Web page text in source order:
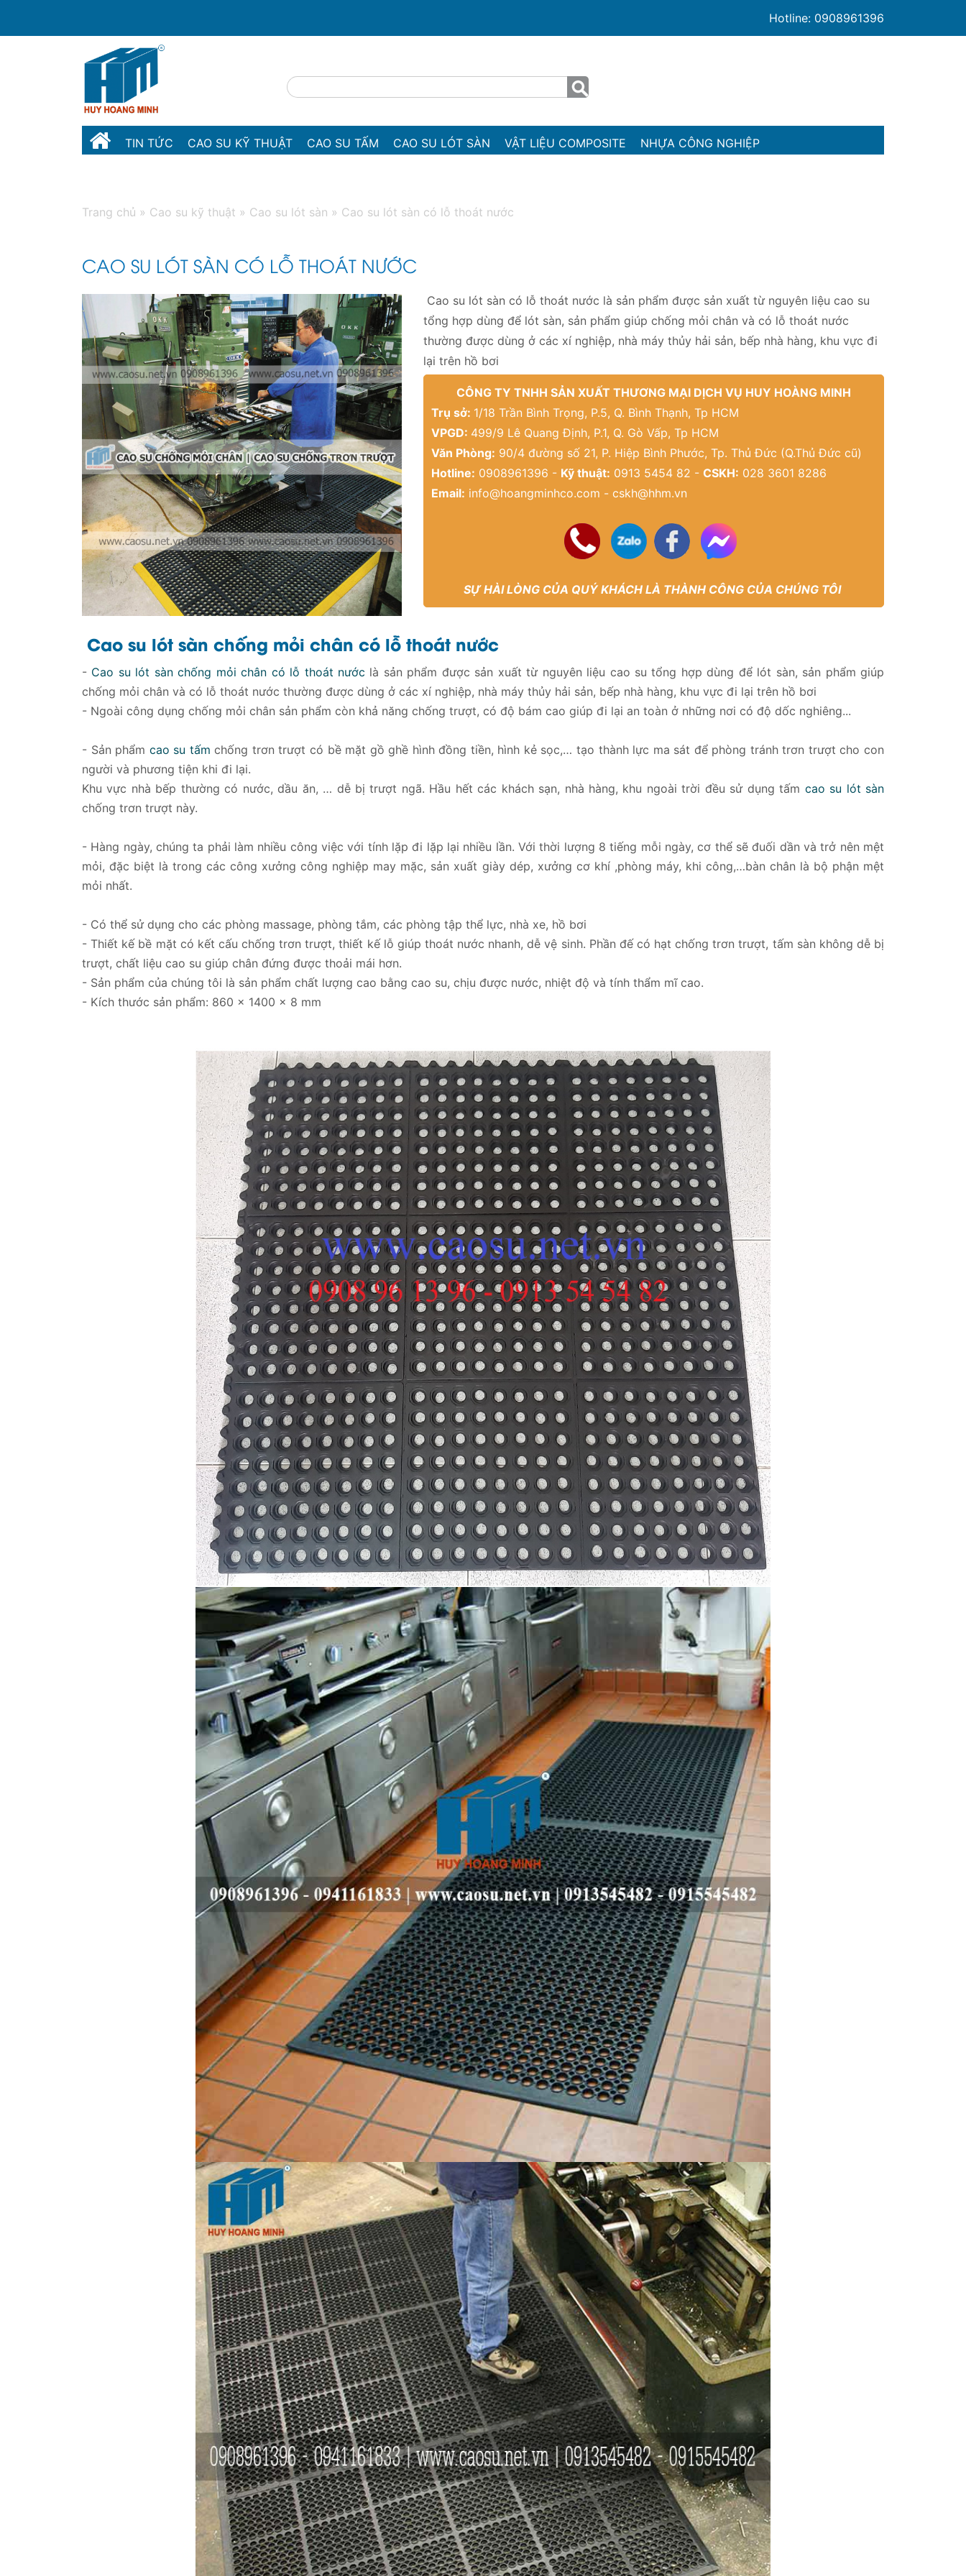
Hotline: 0908961396
TIN TỨC CAO SU KỸ THUẬT CAO SU TẤM CAO SU LÓT SÀN VẬT LIỆU COMPOSITE NHỰA CÔNG NGHIỆP
Trang chủ » Cao su kỹ thuật » Cao su lót sàn » Cao su lót sàn có lỗ thoát nước
CAO SU LÓT SÀN CÓ LỖ THOÁT NƯỚC
Cao su lót sàn có lỗ thoát nước là sản phẩm được sản xuất từ nguyên liệu cao su
tổng hợp dùng để lót sàn, sản phẩm giúp chống mỏi chân và có lỗ thoát nước
thường được dùng ở các xí nghiệp, nhà máy thủy hải sản, bếp nhà hàng, khu vực đi
lại trên hồ bơi
CÔNG TY TNHH SẢN XUẤT THƯƠNG MẠI DỊCH VỤ HUY HOÀNG MINH
Trụ sở: 1/18 Trần Bình Trọng, P.5, Q. Bình Thạnh, Tp HCM
VPGD: 499/9 Lê Quang Định, P.1, Q. Gò Vấp, Tp HCM
Văn Phòng: 90/4 đường số 21, P. Hiệp Bình Phước, Tp. Thủ Đức (Q.Thủ Đức cũ)
Hotline: 0908961396 - Kỹ thuật: 0913 5454 82 - CSKH: 028 3601 8286
Email: info@hoangminhco.com - cskh@hhm.vn
SỰ HÀI LÒNG CỦA QUÝ KHÁCH LÀ THÀNH CÔNG CỦA CHÚNG TÔI
Cao su lót sàn chống mỏi chân có lỗ thoát nước
- Cao su lót sàn chống mỏi chân có lỗ thoát nước là sản phẩm được sản xuất từ nguyên liệu cao su tổng hợp dùng để lót sàn, sản phẩm giúp
chống mỏi chân và có lỗ thoát nước thường được dùng ở các xí nghiệp, nhà máy thủy hải sản, bếp nhà hàng, khu vực đi lại trên hồ bơi
- Ngoài công dụng chống mỏi chân sản phẩm còn khả năng chống trượt, có độ bám cao giúp đi lại an toàn ở những nơi có độ dốc nghiêng...
- Sản phẩm cao su tấm chống trơn trượt có bề mặt gồ ghề hình đồng tiền, hình kẻ sọc,… tạo thành lực ma sát để phòng tránh trơn trượt cho con
người và phương tiện khi đi lại.
Khu vực nhà bếp thường có nước, dầu ăn, … dễ bị trượt ngã. Hầu hết các khách sạn, nhà hàng, khu ngoài trời đều sử dụng tấm cao su lót sàn
chống trơn trượt này.
- Hàng ngày, chúng ta phải làm nhiều công việc với tính lặp đi lặp lại nhiều lần. Với thời lượng 8 tiếng mỗi ngày, cơ thể sẽ đuối dần và trở nên mệt
mỏi, đặc biệt là trong các công xưởng công nghiệp may mặc, sản xuất giày dép, xưởng cơ khí ,phòng máy, khi công,…bàn chân là bộ phận mệt
mỏi nhất.
- Có thể sử dụng cho các phòng massage, phòng tắm, các phòng tập thể lực, nhà xe, hồ bơi
- Thiết kế bề mặt có kết cấu chống trơn trượt, thiết kế lỗ giúp thoát nước nhanh, dễ vệ sinh. Phần đế có hạt chống trơn trượt, tấm sàn không dễ bị
trượt, chất liệu cao su giúp chân đứng được thoải mái hơn.
- Sản phẩm của chúng tôi là sản phẩm chất lượng cao bằng cao su, chịu được nước, nhiệt độ và tính thẩm mĩ cao.
- Kích thước sản phẩm: 860 x 1400 x 8 mm